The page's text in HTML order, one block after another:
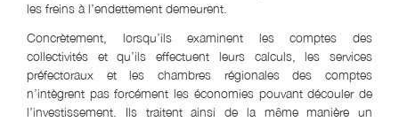
les freins à l’endettement demeurent.
Concrètement, lorsqu’ils examinent les comptes des
collectivités et qu’ils effectuent leurs calculs, les services
préfectoraux et les chambres régionales des comptes
n’intègrent pas forcément les économies pouvant découler de
l’investissement. Ils traitent ainsi de la même manière un